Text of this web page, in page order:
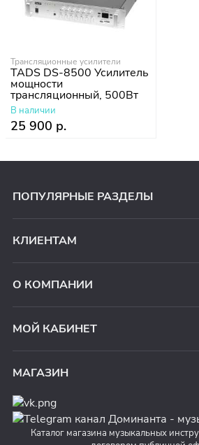
Трансляционные усилители
TADS DS-8500 Усилитель
мощности
трансляционный, 500Вт
В наличии
25 900 р.
ПОПУЛЯРНЫЕ РАЗДЕЛЫ
КЛИЕНТАМ
О КОМПАНИИ
МОЙ КАБИНЕТ
МАГАЗИН
Каталог магазина музыкальных